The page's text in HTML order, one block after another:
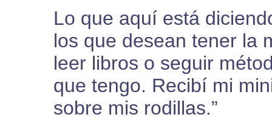
Lo que aquí está
los que desean tener la
leer libros o seguir
que tengo. Recibí mi
sobre mis rodillas.”